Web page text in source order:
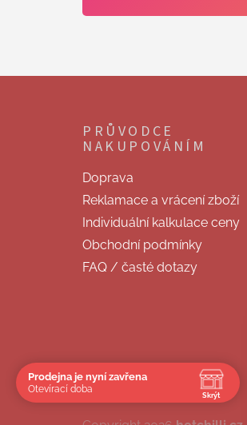
PRŮVODCE
NAKUPOVÁNÍM
Doprava
Reklamace a vrácení zboží
Individuální kalkulace ceny
Obchodní podmínky
FAQ / časté dotazy
Prodejna je nyní zavřena
Otevírací doba
Skrýt